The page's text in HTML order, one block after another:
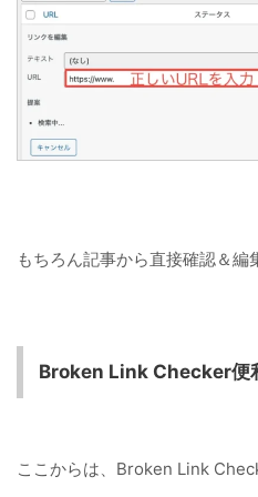
もちろん記事から直接確認＆編
Broken Link Checker便
ここからは、Broken Link